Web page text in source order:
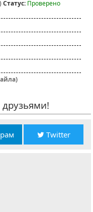
Статус: Проверено
Twitter